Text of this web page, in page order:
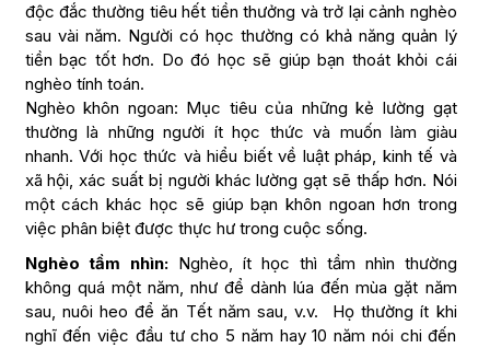
độc đắc thường tiêu hết tiền thưởng và trở lại cảnh nghèo
sau vài năm. Người có học thường có khả năng quản lý
tiền bạc tốt hơn. Do đó học sẽ giúp bạn thoát khỏi cái
nghèo tính toán.
Nghèo khôn ngoan: Mục tiêu của những kẻ lường gạt
thường là những người ít học thức và muốn làm giàu
nhanh. Với học thức và hiểu biết về luật pháp, kinh tế và
xã hội, xác suất bị người khác lường gạt sẽ thấp hơn. Nói
một cách khác học sẽ giúp bạn khôn ngoan hơn trong
việc phân biệt được thực hư trong cuộc sống.
Nghèo tầm nhìn: Nghèo, ít học thì tầm nhìn thường
không quá một năm, như để dành lúa đến mùa gặt năm
sau, nuôi heo để ăn Tết năm sau, v.v. Họ thường ít khi
nghĩ đến việc đầu tư cho 5 năm hay 10 năm nói chi đến